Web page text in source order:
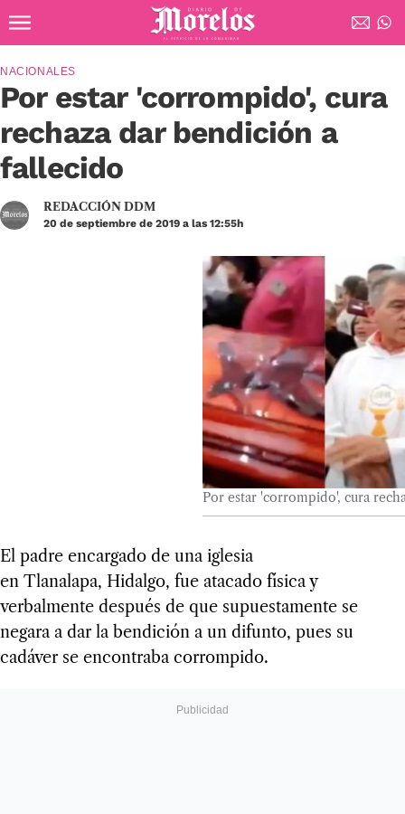
Diario de Morelos
Por estar 'corrompido', cura
rechaza dar bendición a
fallecido
NACIONALES
REDACCIÓN DDM
20 de septiembre de 2019 a las 12:55h
Por estar 'corrompido', cura
El padre encargado de una iglesia
en Tlanalapa, Hidalgo, fue atacado física y
verbalmente después de que supuestamente se
negara a dar la bendición a un difunto, pues su
cadáver se encontraba corrompido.